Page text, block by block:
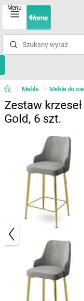
Menu
Meble Meble do
Zestaw
Gold, 6 szt.